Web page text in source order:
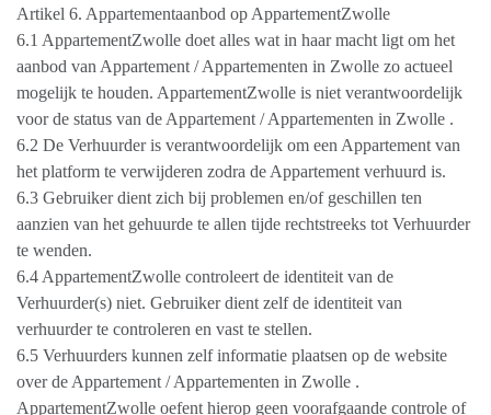
Artikel 6. Appartementaanbod op AppartementZwolle
6.1 AppartementZwolle doet alles wat in haar macht ligt om het
aanbod van Appartement / Appartementen in Zwolle zo actueel
mogelijk te houden. AppartementZwolle is niet verantwoordelijk
voor de status van de Appartement / Appartementen in Zwolle .
6.2 De Verhuurder is verantwoordelijk om een Appartement van
het platform te verwijderen zodra de Appartement verhuurd is.
6.3 Gebruiker dient zich bij problemen en/of geschillen ten
aanzien van het gehuurde te allen tijde rechtstreeks tot Verhuurder
te wenden.
6.4 AppartementZwolle controleert de identiteit van de
Verhuurder(s) niet. Gebruiker dient zelf de identiteit van
verhuurder te controleren en vast te stellen.
6.5 Verhuurders kunnen zelf informatie plaatsen op de website
over de Appartement / Appartementen in Zwolle .
AppartementZwolle oefent hierop geen voorafgaande controle of